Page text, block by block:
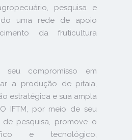
pesquisa e
uma rede de apoio
da fruticultura
seu compromisso em
a produção de pitaia,
estratégica e sua ampla
IFTM, por meio de seu
pesquisa, promove o
e tecnológico,